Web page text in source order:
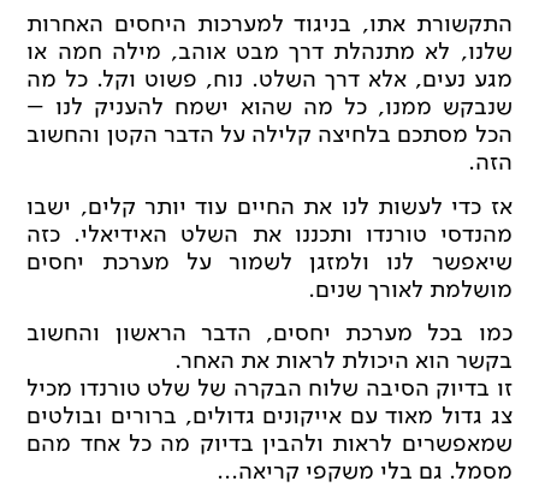
התקשורת אתו, בניגוד למערכות היחסים האחרות
שלנו, לא מתנהלת דרך מבט אוהב, מילה חמה או
מגע נעים, אלא דרך השלט. נוח, פשוט וקל. כל מה
שנבקש ממנו, כל מה שהוא ישמח להעניק לנו –
הכל מסתכם בלחיצה קלילה על הדבר הקטן והחשוב
הזה.
אז כדי לעשות לנו את החיים עוד יותר קלים, ישבו
מהנדסי טורנדו ותכננו את השלט האידיאלי. כזה
שיאפשר לנו ולמזגן לשמור על מערכת יחסים
מושלמת לאורך שנים.
כמו בכל מערכת יחסים, הדבר הראשון והחשוב
בקשר הוא היכולת לראות את האחר.
זו בדיוק הסיבה שלוח הבקרה של שלט טורנדו מכיל
צג גדול מאוד עם אייקונים גדולים, ברורים ובולטים
שמאפשרים לראות ולהבין בדיוק מה כל אחד מהם
מסמל. גם בלי משקפי קריאה...